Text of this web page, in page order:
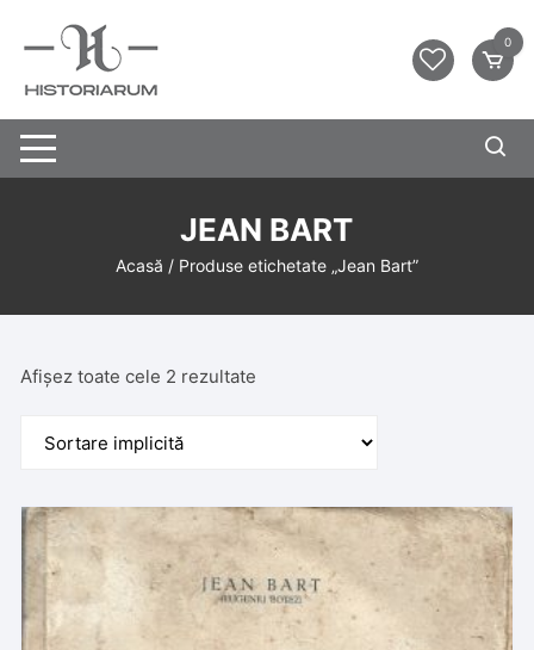
0
JEAN BART
Acasă / Produse etichetate „Jean Bart”
Afișez toate cele 2 rezultate